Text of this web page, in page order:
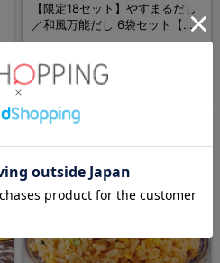
【限定18セット】やすまるだし
／和風万能だし 6袋セット【特
別セット】ふりかける山椒香る
子さん監修
¥5,680（税込）
TBSショッピングおすすめ